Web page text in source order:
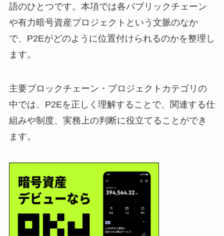
語のひとつです。本項では各パブリックチェーン
や有力暗号資産プロジェクトという文脈のなか
で、P2Eがどのように位置付けられるのかを整理し
ます。
主要ブロックチェーン・プロジェクトカテゴリの
中では、P2Eを正しく理解することで、関連する仕
組みや制度、実務上の判断に役立てることができ
ます。